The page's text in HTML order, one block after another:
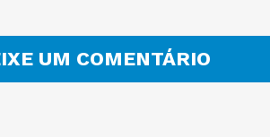
UM COMENTÁRIO